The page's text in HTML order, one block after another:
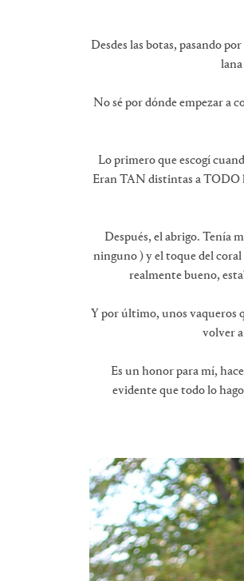
Desdes las botas, pasando
No sé por dónde empezar a
Lo primero que escogí
Eran TAN distintas a TODO
Después, el abrigo. Tenía
ninguno ) y el toque del
realmente bueno,
Y por último, unos vaqueros
volver
Es un honor para mí,
evidente que todo lo